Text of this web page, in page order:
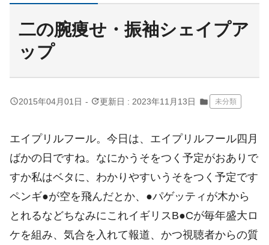
二の腕痩せ・振袖シェイプア
ップ
query_builder2015年04月01日 - update更新日 : 2023年11月13日 folder 未分類
エイプリルフール。今日は、エイプリルフール四月
ばかの日ですね。なにかうそをつく予定がおありで
すか私はベタに、わかりやすいうそをつく予定です
ペンギ●が空を飛んだとか、●パゲッティが木から
とれるなどちなみにこれイギリスB●Cが毎年盛大ロ
ケを組み、気合を入れて報道、かつ視聴者からの質